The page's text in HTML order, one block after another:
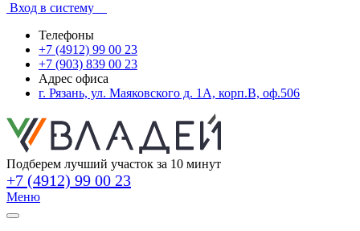
Вход в систему
Телефоны
+7 (4912) 99 00 23
+7 (903) 839 00 23
Адрес офиса
г. Рязань, ул. Маяковского д. 1А, корп.В, оф.506
Подберем лучший участок за 10 минут
+7 (4912) 99 00 23
Меню